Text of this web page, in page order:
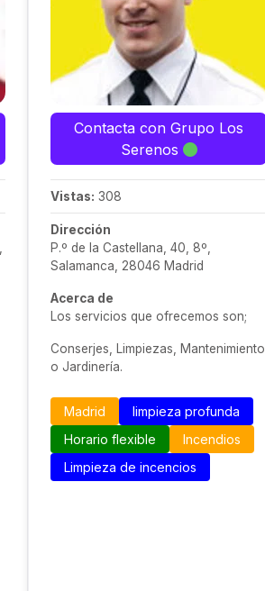
Contacta con Grupo Los
Serenos
Vistas: 308
Dirección
P.º de la Castellana, 40, 8º,
Salamanca, 28046 Madrid
Acerca de
Los servicios que ofrecemos son;
Conserjes, Limpiezas, Mantenimiento
o Jardinería.
Madrid
limpieza profunda
Horario flexible
Incendios
Limpieza de incencios